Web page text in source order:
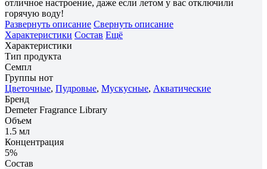
отличное настроение, даже если летом у вас отключили
горячую воду!
Развернуть описание Свернуть описание
Характеристики Состав Ещё
Характеристики
Тип продукта
Семпл
Группы нот
Цветочные, Пудровые, Мускусные, Акватические
Бренд
Demeter Fragrance Library
Объем
1.5 мл
Концентрация
5%
Состав